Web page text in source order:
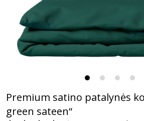
Premium satino patalynės
green sateen“